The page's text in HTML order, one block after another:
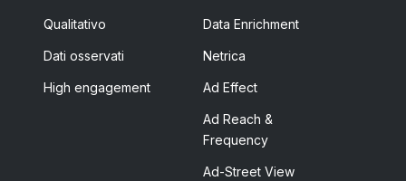
Qualitativo
Dati osservati
High engagement
Data Enrichment
Netrica
Ad Effect
Ad Reach &
Frequency
Ad-Street View